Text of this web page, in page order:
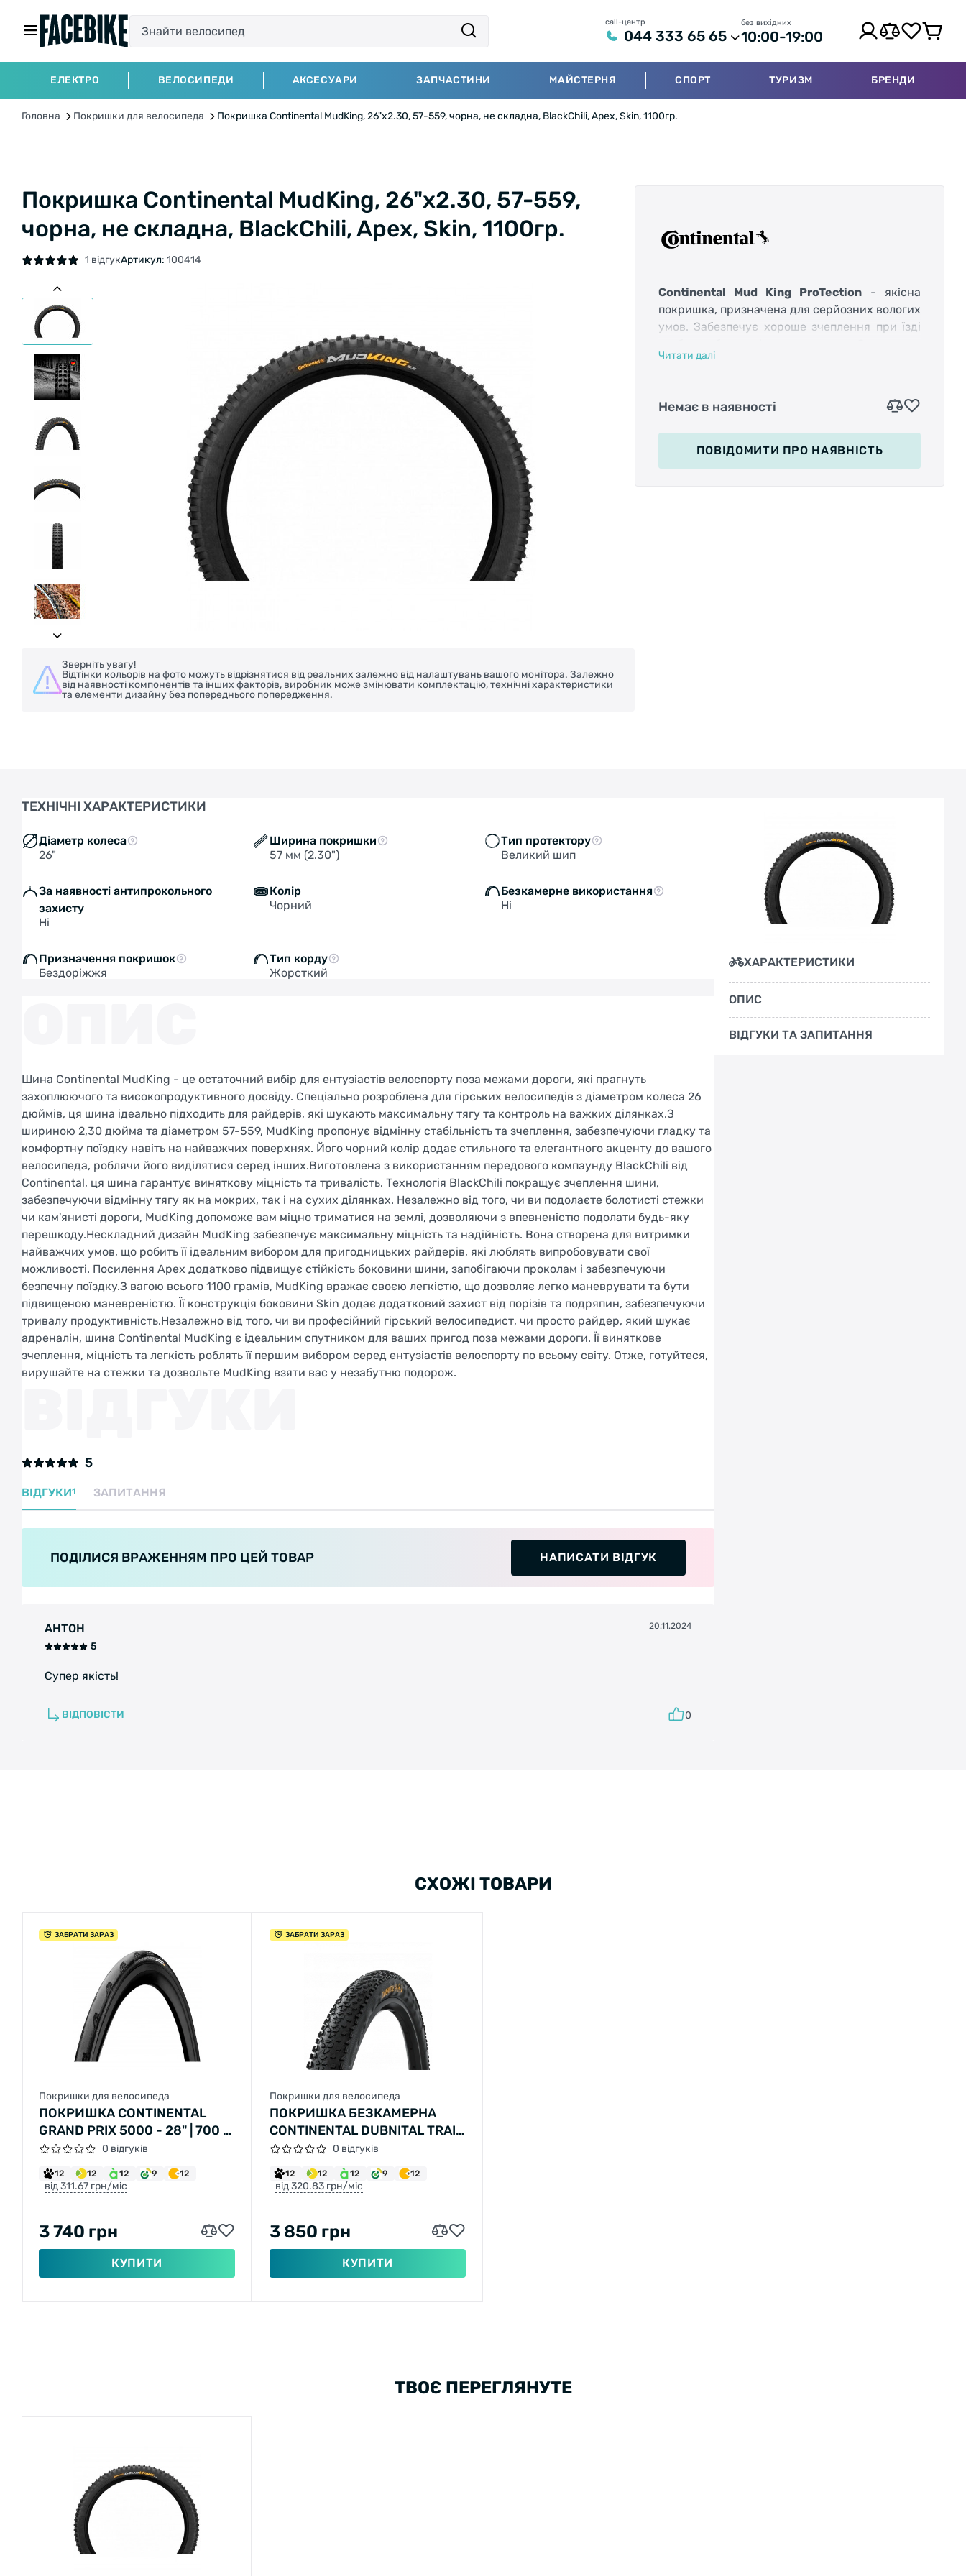
call-центр
044 333 65 65
без вихідних
10:00-19:00
ЕЛЕКТРО ВЕЛОСИПЕДИ АКСЕСУАРИ ЗАПЧАСТИНИ МАЙСТЕРНЯ СПОРТ ТУРИЗМ БРЕНДИ
Головна Покришки для велосипеда Покришка Continental MudKing, 26"x2.30, 57-559, чорна, не складна, BlackChili, Apex, Skin, 1100гр.
Покришка Continental MudKing, 26"x2.30, 57-559,
чорна, не складна, BlackChili, Apex, Skin, 1100гр.
1 відгукАртикул: 100414
Зверніть увагу!
Відтінки кольорів на фото можуть відрізнятися від реальних залежно від налаштувань вашого монітора. Залежно
від наявності компонентів та інших факторів, виробник може змінювати комплектацію, технічні характеристики
та елементи дизайну без попереднього попередження.
Continental Mud King ProTection - якісна
покришка, призначена для серйозних вологих
умов. Забезпечує хороше зчеплення при їзді
вузького корпусу гарантує достатній зазор
Протектор відмінно підходить для
оптимального гальмування та високого
кермового управління навіть у найскладніших
умовах.
на дорозі підтверджують відчутні та помітні
переваги для велосипедиста. Найновіші
полімери, а також спеціально розроблені
частинки сажі та наповнювачі гарантують
високу продуктивність та комфорт для
- технологія успішно використовується
років і перехід на велосипедні покришки було
поворотах, це має сенс у шинах великого
основи, посилює боковини, зводячи до
мінімуму скручування шини через високі
поперечні навантаження. Більш жорсткі бічні
стінки знижують ризик проколів та
перешкоджають
Читати далі
Немає в наявності
ПОВІДОМИТИ ПРО НАЯВНІСТЬ
ТЕХНІЧНІ ХАРАКТЕРИСТИКИ
Діаметр колеса
26"
Ширина покришки
57 мм (2.30")
Тип протектору
Великий шип
За наявності антипрокольного
захисту
Ні
Колір
Чорний
Безкамерне використання
Ні
Призначення покришок
Бездоріжжя
Тип корду
Жорсткий
Шина Continental MudKing - це остаточний вибір для ентузіастів велоспорту поза межами дороги, які прагнуть
захоплюючого та високопродуктивного досвіду. Спеціально розроблена для гірських велосипедів з діаметром колеса 26
дюймів, ця шина ідеально підходить для райдерів, які шукають максимальну тягу та контроль на важких ділянках.З
шириною 2,30 дюйма та діаметром 57-559, MudKing пропонує відмінну стабільність та зчеплення, забезпечуючи гладку та
комфортну поїздку навіть на найважчих поверхнях. Його чорний колір додає стильного та елегантного акценту до вашого
велосипеда, роблячи його виділятися серед інших.Виготовлена з використанням передового компаунду BlackChili від
Continental, ця шина гарантує виняткову міцність та тривалість. Технологія BlackChili покращує зчеплення шини,
забезпечуючи відмінну тягу як на мокрих, так і на сухих ділянках. Незалежно від того, чи ви подолаєте болотисті стежки
чи кам'янисті дороги, MudKing допоможе вам міцно триматися на землі, дозволяючи з впевненістю подолати будь-яку
перешкоду.Нескладний дизайн MudKing забезпечує максимальну міцність та надійність. Вона створена для витримки
найважчих умов, що робить її ідеальним вибором для пригодницьких райдерів, які люблять випробовувати свої
можливості. Посилення Apex додатково підвищує стійкість боковини шини, запобігаючи проколам і забезпечуючи
безпечну поїздку.З вагою всього 1100 грамів, MudKing вражає своєю легкістю, що дозволяє легко маневрувати та бути
підвищеною маневреністю. Її конструкція боковини Skin додає додатковий захист від порізів та подряпин, забезпечуючи
тривалу продуктивність.Незалежно від того, чи ви професійний гірський велосипедист, чи просто райдер, який шукає
адреналін, шина Continental MudKing є ідеальним спутником для ваших пригод поза межами дороги. Її виняткове
зчеплення, міцність та легкість роблять її першим вибором серед ентузіастів велоспорту по всьому світу. Отже, готуйтеся,
вирушайте на стежки та дозвольте MudKing взяти вас у незабутню подорож.
5
ВІДГУКИ1 ЗАПИТАННЯ
ПОДІЛИСЯ ВРАЖЕННЯМ ПРО ЦЕЙ ТОВАР НАПИСАТИ ВІДГУК
АНТОН
5
20.11.2024
Супер якість!
ВІДПОВІСТИ 0
ХАРАКТЕРИСТИКИ
ОПИС
ВІДГУКИ ТА ЗАПИТАННЯ
СХОЖІ ТОВАРИ
ЗАБРАТИ ЗАРАЗ
Покришки для велосипеда
ПОКРИШКА CONTINENTAL
GRAND PRIX 5000 - 28" | 700 X
32C, ЧОРНА, СКЛАДНА, SKIN
0 відгуків
12 12 12 9 12
від 311.67 грн/міс
3 740 грн
КУПИТИ
ЗАБРАТИ ЗАРАЗ
Покришки для велосипеда
ПОКРИШКА БЕЗКАМЕРНА
CONTINENTAL DUBNITAL TRAIL
RAPID 29" | 29 X 2.20 ЧОРНА
СКЛАДАНА SKIN
0 відгуків
12 12 12 9 12
від 320.83 грн/міс
3 850 грн
КУПИТИ
ТВОЄ ПЕРЕГЛЯНУТЕ